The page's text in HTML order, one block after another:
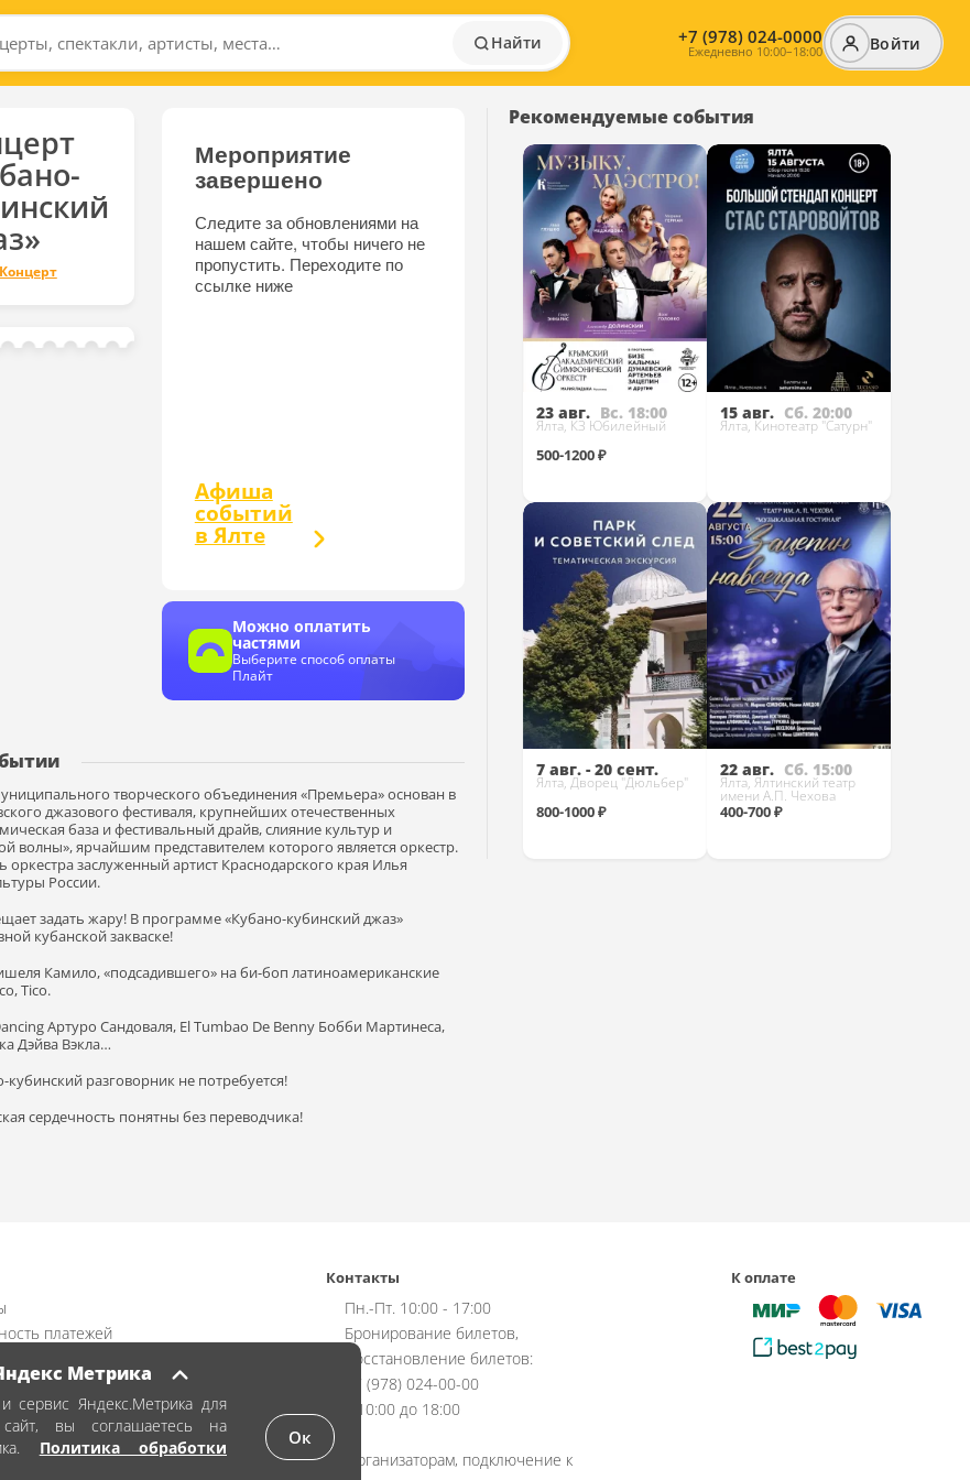
Найти +7 (978) 024-0000
Ежедневно 10:00–18:00 Войти
Концерт
Мероприятие
завершено
Следите за обновлениями на
нашем сайте, чтобы ничего не
пропустить. Переходите по
ссылке ниже
Афиша
событий
в Ялте
Можно оплатить
частями
Выберите способ оплаты
Плайт
творческого объединения «Премьера» основан в
джазового фестиваля, крупнейших отечественных
база и фестивальный драйв, слияние культур и
волны», ярчайшим представителем которого является оркестр.
заслуженный артист Краснодарского края Илья
России.
задать жару! В программе «Кубано-кубинский джаз»
кубанской закваске!
Камило, «подсадившего» на би-боп латиноамериканские
Tico.
Артуро Сандоваля, El Tumbao De Benny Бобби Мартинеса,
Дэйва Вэкла…
разговорник не потребуется!
сердечность понятны без переводчика!
Рекомендуемые события
23 авг. Вс. 18:00
Ялта, КЗ Юбилейный
500-1200 ₽
Купить
15 авг. Сб. 20:00
Ялта, Кинотеатр "Сатурн"
Купить
7 авг. - 20 сент.
Ялта, Дворец "Дюльбер"
800-1000 ₽
22 авг. Сб. 15:00
Ялта, Ялтинский театр
имени А.П. Чехова
400-700 ₽
платежей
оферта
обработки персональных данных
билет
Контакты
Пн.-Пт. 10:00 - 17:00
Бронирование билетов,
Восстановление билетов:
+7 (978) 024-00-00
с 10:00 до 18:00
Организаторам, подключение к
К оплате
Метрика
сервис Яндекс.Метрика для
сайт, вы соглашаетесь на
Политика обработки
Ок